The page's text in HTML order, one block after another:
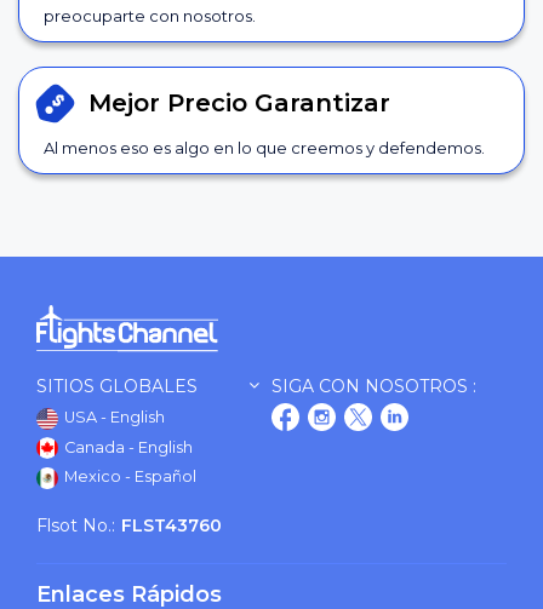
preocuparte con nosotros.
Mejor Precio Garantizar
Al menos eso es algo en lo que creemos y defendemos.
SITIOS GLOBALES
USA - English
Canada - English
Mexico - Español
SIGA CON NOSOTROS :
Flsot No.: FLST43760
Enlaces Rápidos